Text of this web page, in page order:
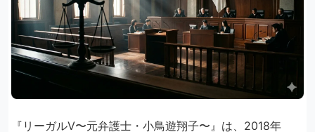
『リーガルV〜元弁護士・小鳥遊翔子〜』は、2018年